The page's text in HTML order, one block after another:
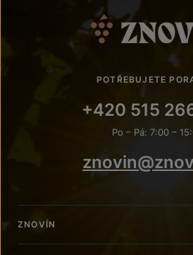
POTŘEBUJETE
+420 515
Po – Pá: 7:00 –
ZNOVÍN